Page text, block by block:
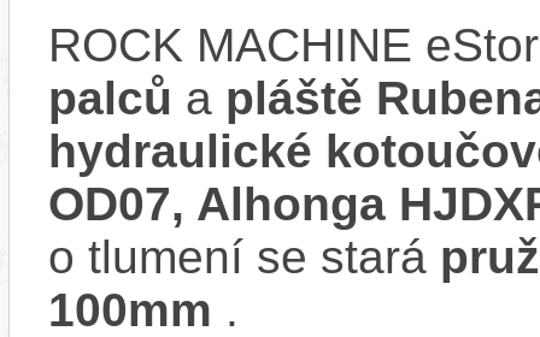
ROCK MACHINE
palců a pláště
hydraulické
OD07, Alhonga
o tlumení se stará
100mm .